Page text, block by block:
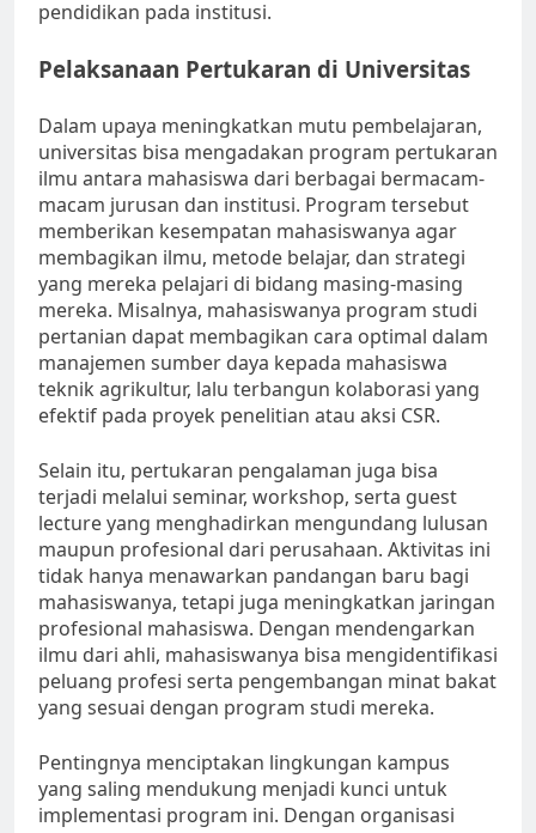
pendidikan pada institusi.
Pelaksanaan Pertukaran di Universitas
Dalam upaya meningkatkan mutu pembelajaran,
universitas bisa mengadakan program pertukaran
ilmu antara mahasiswa dari berbagai bermacam-
macam jurusan dan institusi. Program tersebut
memberikan kesempatan mahasiswanya agar
membagikan ilmu, metode belajar, dan strategi
yang mereka pelajari di bidang masing-masing
mereka. Misalnya, mahasiswanya program studi
pertanian dapat membagikan cara optimal dalam
manajemen sumber daya kepada mahasiswa
teknik agrikultur, lalu terbangun kolaborasi yang
efektif pada proyek penelitian atau aksi CSR.
Selain itu, pertukaran pengalaman juga bisa
terjadi melalui seminar, workshop, serta guest
lecture yang menghadirkan mengundang lulusan
maupun profesional dari perusahaan. Aktivitas ini
tidak hanya menawarkan pandangan baru bagi
mahasiswanya, tetapi juga meningkatkan jaringan
profesional mahasiswa. Dengan mendengarkan
ilmu dari ahli, mahasiswanya bisa mengidentifikasi
peluang profesi serta pengembangan minat bakat
yang sesuai dengan program studi mereka.
Pentingnya menciptakan lingkungan kampus
yang saling mendukung menjadi kunci untuk
implementasi program ini. Dengan organisasi